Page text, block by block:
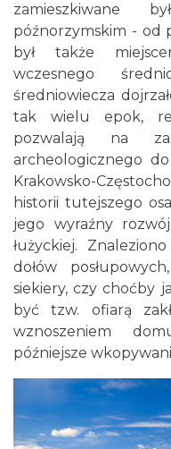
zamieszkiwane
późnorzymskim - od
był także
wczesnego
średniowiecza
tak wielu epok,
pozwalają na
archeologicznego
Krakowsko-
historii tutejszego
jego wyraźny
łużyckiej.
dołów
siekiery, czy choćby
być tzw. ofiarą
wznoszeniem
późniejsze